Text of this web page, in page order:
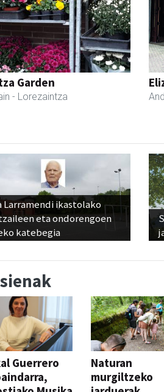
Garden
- Lorezaintza
Larramendi ikastolako
eta ondorengoen
katebegia
Guerrero
Naturan
murgiltzeko